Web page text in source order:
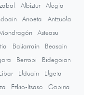
Albiztur
Alegia
Anoeta
Antzuola
Asteasu
Baliarrain
Beasain
Berrobi
Bidegoian
Elduain
Elgeta
Ezkio-Itsaso
Gabiria